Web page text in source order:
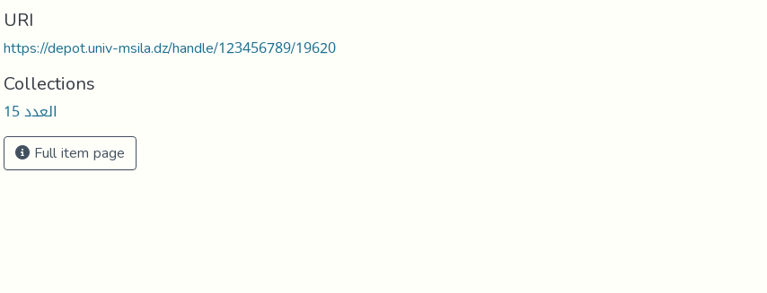
URI
https://depot.univ-msila.dz/handle/123456789/19620
Collections
العدد 15
Full item page